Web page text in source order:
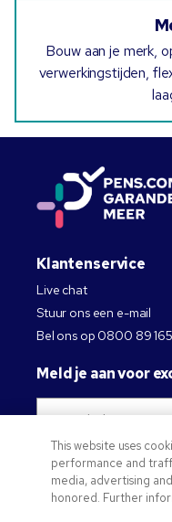
Bouw aan je merk,
verwerkingstijden,
Klantenservice
Live chat
Stuur ons een e-mail
Bel ons op 0800 89 165
Meld je aan voor
Privacybeleid
©2026 National Pen
This website uses
performance and
media, advertising
honored. Further